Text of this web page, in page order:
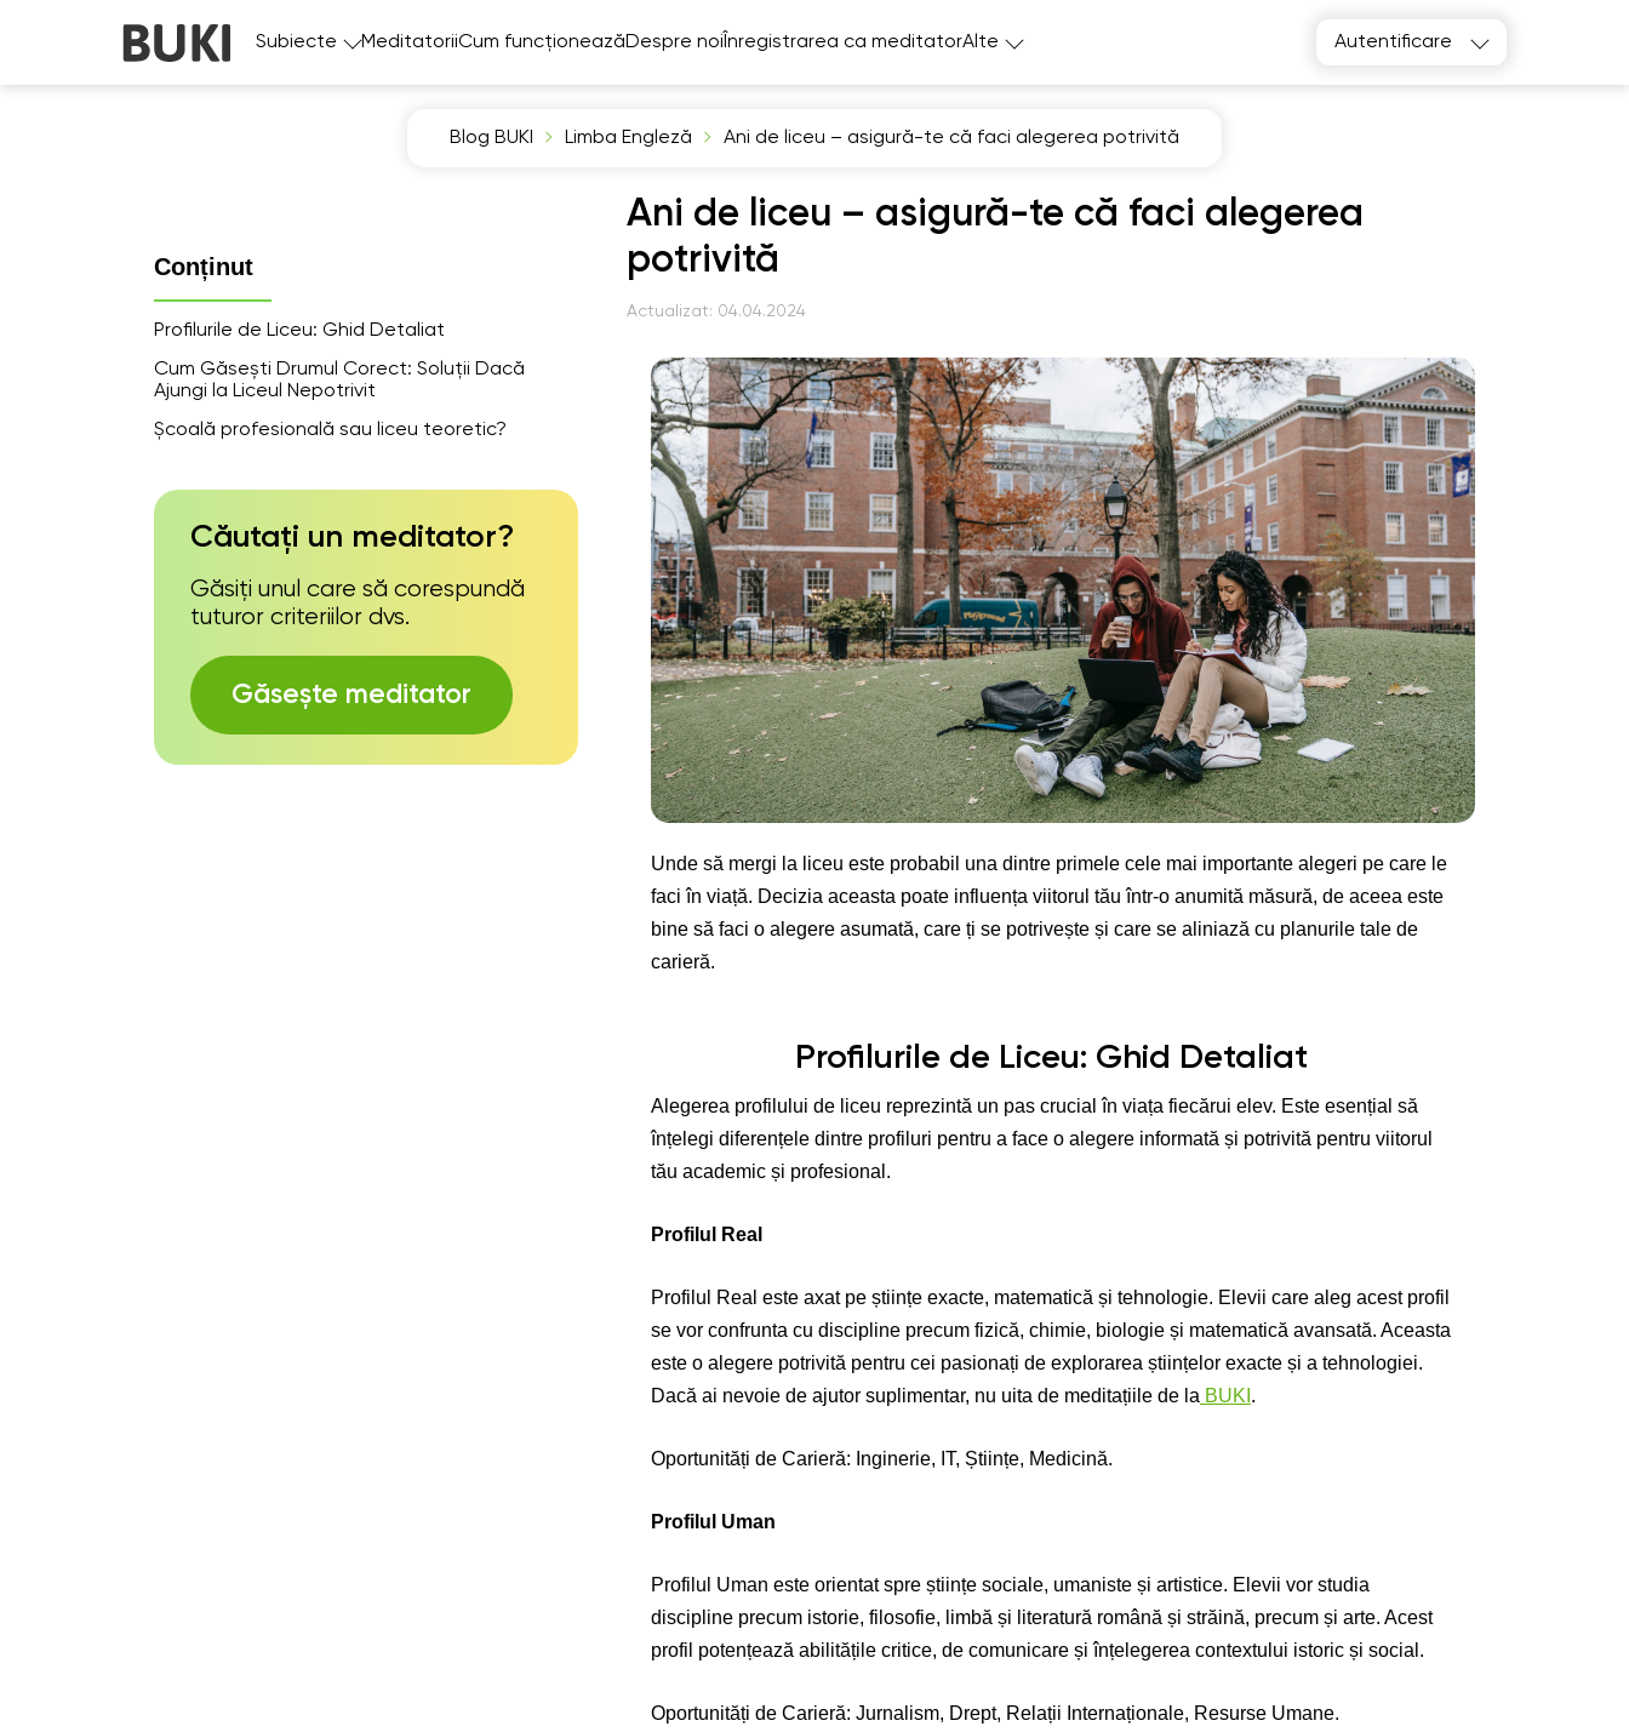
Subiecte MeditatoriiCum funcționeazăDespre noi Înregistrarea ca meditatorAlte Autentificare
Blog BUKI Limba Engleză Ani de liceu – asigură-te că faci alegerea potrivită
Conținut
Profilurile de Liceu: Ghid Detaliat
Cum Găsești Drumul Corect: Soluții Dacă
Ajungi la Liceul Nepotrivit
Școală profesională sau liceu teoretic?
Căutați un meditator?
Găsiți unul care să corespundă
tuturor criteriilor dvs.
Găsește meditator
Ani de liceu – asigură-te că faci alegerea
potrivită
Actualizat: 04.04.2024
Unde să mergi la liceu este probabil una dintre primele cele mai importante alegeri pe care le
faci în viață. Decizia aceasta poate influența viitorul tău într-o anumită măsură, de aceea este
bine să faci o alegere asumată, care ți se potrivește și care se aliniază cu planurile tale de
carieră.
Profilurile de Liceu: Ghid Detaliat
Alegerea profilului de liceu reprezintă un pas crucial în viața fiecărui elev. Este esențial să
înțelegi diferențele dintre profiluri pentru a face o alegere informată și potrivită pentru viitorul
tău academic și profesional.
Profilul Real
Profilul Real este axat pe științe exacte, matematică și tehnologie. Elevii care aleg acest profil
se vor confrunta cu discipline precum fizică, chimie, biologie și matematică avansată. Aceasta
este o alegere potrivită pentru cei pasionați de explorarea științelor exacte și a tehnologiei.
Dacă ai nevoie de ajutor suplimentar, nu uita de meditațiile de la BUKI .
Oportunități de Carieră: Inginerie, IT, Științe, Medicină.
Profilul Uman
Profilul Uman este orientat spre științe sociale, umaniste și artistice. Elevii vor studia
discipline precum istorie, filosofie, limbă și literatură română și străină, precum și arte. Acest
profil potențează abilitățile critice, de comunicare și înțelegerea contextului istoric și social.
Oportunități de Carieră: Jurnalism, Drept, Relații Internaționale, Resurse Umane.